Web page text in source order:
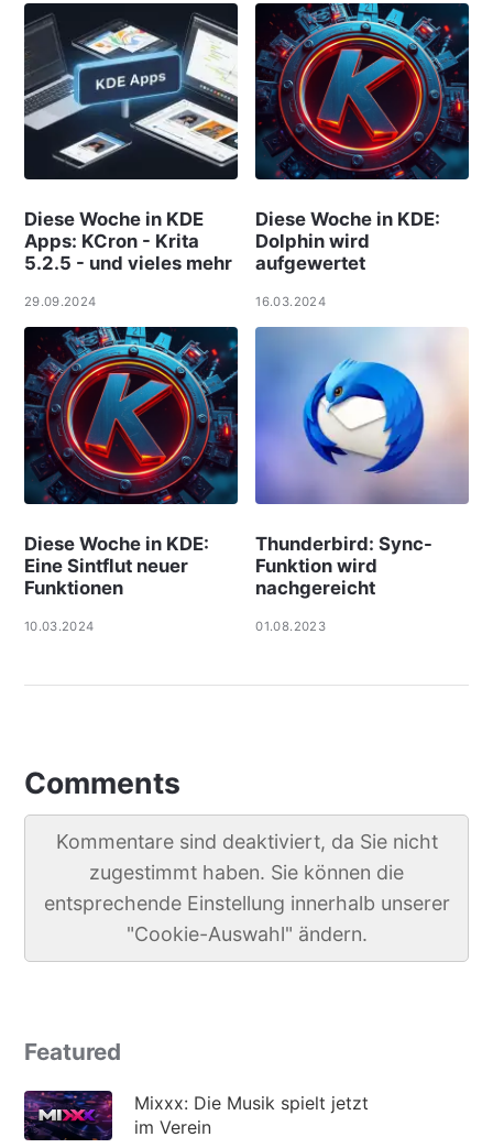
Diese Woche in KDE
Apps: KCron - Krita
5.2.5 - und vieles mehr
29.09.2024
Diese Woche in KDE:
Dolphin wird
aufgewertet
16.03.2024
Diese Woche in KDE:
Eine Sintflut neuer
Funktionen
10.03.2024
Thunderbird: Sync-
Funktion wird
nachgereicht
01.08.2023
Comments
Kommentare sind deaktiviert, da Sie nicht
zugestimmt haben. Sie können die
entsprechende Einstellung innerhalb unserer
"Cookie-Auswahl" ändern.
Featured
Mixxx: Die Musik spielt jetzt
im Verein